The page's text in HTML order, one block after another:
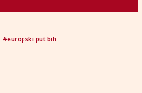
#europski put bih